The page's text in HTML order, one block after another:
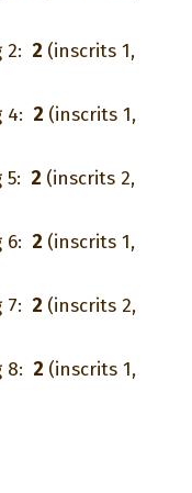
2: 2 (inscrits 1,
4: 2 (inscrits 1,
2 (inscrits 2,
6: 2 (inscrits 1,
7: 2 (inscrits 2,
8: 2 (inscrits 1,